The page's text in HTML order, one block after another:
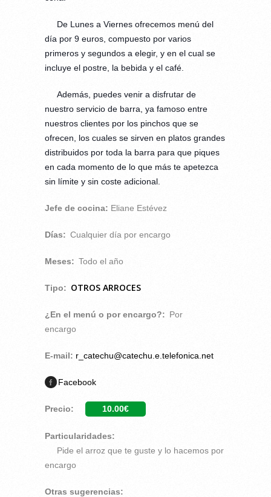
De Lunes a Viernes ofrecemos menú del
día por 9 euros, compuesto por varios
primeros y segundos a elegir, y en el cual se
incluye el postre, la bebida y el café.
Además, puedes venir a disfrutar de
nuestro servicio de barra, ya famoso entre
nuestros clientes por los pinchos que se
ofrecen, los cuales se sirven en platos grandes
distribuidos por toda la barra para que piques
en cada momento de lo que más te apetezca
sin límite y sin coste adicional.
Jefe de cocina: Eliane Estévez
Días: Cualquier día por encargo
Meses: Todo el año
Tipo: OTROS ARROCES
¿En el menú o por encargo?: Por
encargo
E-mail: r_catechu@catechu.e.telefonica.net
Facebook
Precio: 10.00€
Particularidades:
Pide el arroz que te guste y lo hacemos por
encargo
Otras sugerencias: